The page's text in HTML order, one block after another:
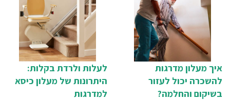
איך מעלון מדרגות
להשכרה יכול לעזור
בשיקום והחלמה?
לעלות ולרדת בקלות:
היתרונות של מעלון כיסא
למדרגות